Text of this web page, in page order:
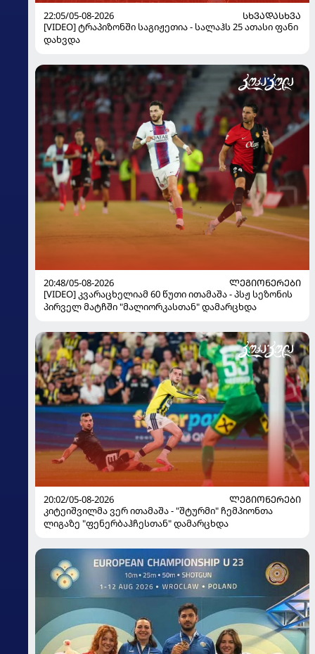
22:05/05-08-2026
ᲡᲮᲕᲐᲓᲐᲡᲮᲕᲐ
[VIDEO] ტრაპიზონში საგიჟეთია - სალაჰს 25 ათასი ფანი
დახვდა
20:48/05-08-2026
ᲚᲔᲒᲘᲝᲜᲔᲠᲔᲑᲘ
[VIDEO] კვარაცხელიამ 60 წუთი ითამაშა - პსჟ სეზონის
პირველ მატჩში "მალიორკასთან" დამარცხდა
20:02/05-08-2026
ᲚᲔᲒᲘᲝᲜᲔᲠᲔᲑᲘ
კიტეიშვილმა ვერ ითამაშა - "შტურმი" ჩემპიონთა
ლიგაზე "ფენერბაჰჩესთან" დამარცხდა